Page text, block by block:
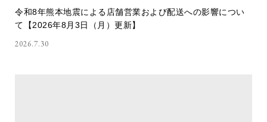
令和8年熊本地震による店舗営業および配送への影響につい
て【2026年8月3日（月）更新】
2026.7.30